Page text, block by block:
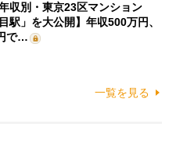
年収別・東京23区マンション
目駅」を大公開】年収500万円、
で…
一覧を見る